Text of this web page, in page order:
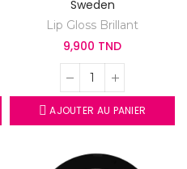
Sweden
Lip Gloss Brillant
9,900 TND
AJOUTER AU PANIER